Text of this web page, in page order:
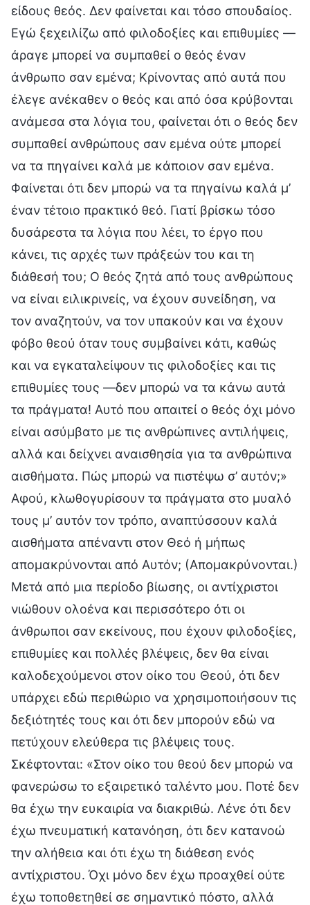
είδους θεός. Δεν φαίνεται και τόσο σπουδαίος.
Εγώ ξεχειλίζω από φιλοδοξίες και επιθυμίες —
άραγε μπορεί να συμπαθεί ο θεός έναν
άνθρωπο σαν εμένα; Κρίνοντας από αυτά που
έλεγε ανέκαθεν ο θεός και από όσα κρύβονται
ανάμεσα στα λόγια του, φαίνεται ότι ο θεός δεν
συμπαθεί ανθρώπους σαν εμένα ούτε μπορεί
να τα πηγαίνει καλά με κάποιον σαν εμένα.
Φαίνεται ότι δεν μπορώ να τα πηγαίνω καλά μ’
έναν τέτοιο πρακτικό θεό. Γιατί βρίσκω τόσο
δυσάρεστα τα λόγια που λέει, το έργο που
κάνει, τις αρχές των πράξεών του και τη
διάθεσή του; Ο θεός ζητά από τους ανθρώπους
να είναι ειλικρινείς, να έχουν συνείδηση, να
τον αναζητούν, να τον υπακούν και να έχουν
φόβο θεού όταν τους συμβαίνει κάτι, καθώς
και να εγκαταλείψουν τις φιλοδοξίες και τις
επιθυμίες τους —δεν μπορώ να τα κάνω αυτά
τα πράγματα! Αυτό που απαιτεί ο θεός όχι μόνο
είναι ασύμβατο με τις ανθρώπινες αντιλήψεις,
αλλά και δείχνει αναισθησία για τα ανθρώπινα
αισθήματα. Πώς μπορώ να πιστέψω σ’ αυτόν;»
Αφού, κλωθογυρίσουν τα πράγματα στο μυαλό
τους μ’ αυτόν τον τρόπο, αναπτύσσουν καλά
αισθήματα απέναντι στον Θεό ή μήπως
απομακρύνονται από Αυτόν; (Απομακρύνονται.)
Μετά από μια περίοδο βίωσης, οι αντίχριστοι
νιώθουν ολοένα και περισσότερο ότι οι
άνθρωποι σαν εκείνους, που έχουν φιλοδοξίες,
επιθυμίες και πολλές βλέψεις, δεν θα είναι
καλοδεχούμενοι στον οίκο του Θεού, ότι δεν
υπάρχει εδώ περιθώριο να χρησιμοποιήσουν τις
δεξιότητές τους και ότι δεν μπορούν εδώ να
πετύχουν ελεύθερα τις βλέψεις τους.
Σκέφτονται: «Στον οίκο του θεού δεν μπορώ να
φανερώσω το εξαιρετικό ταλέντο μου. Ποτέ δεν
θα έχω την ευκαιρία να διακριθώ. Λένε ότι δεν
έχω πνευματική κατανόηση, ότι δεν κατανοώ
την αλήθεια και ότι έχω τη διάθεση ενός
αντίχριστου. Όχι μόνο δεν έχω προαχθεί ούτε
έχω τοποθετηθεί σε σημαντικό πόστο, αλλά